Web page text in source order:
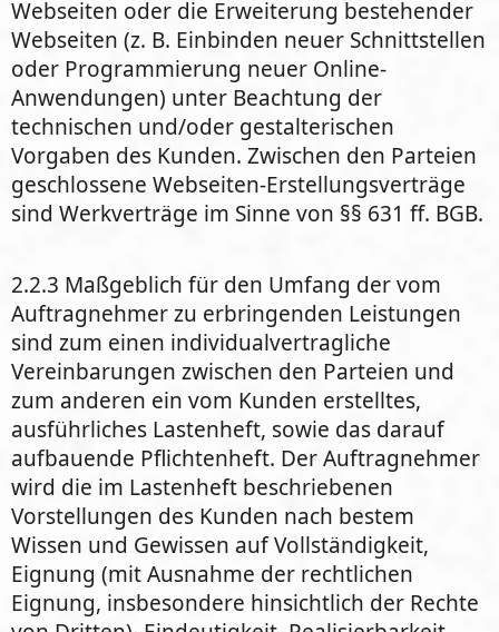
Webseiten oder die Erweiterung bestehender
Webseiten (z. B. Einbinden neuer Schnittstellen
oder Programmierung neuer Online-
Anwendungen) unter Beachtung der
technischen und/oder gestalterischen
Vorgaben des Kunden. Zwischen den Parteien
geschlossene Webseiten-Erstellungsverträge
sind Werkverträge im Sinne von §§ 631 ff. BGB.
2.2.3 Maßgeblich für den Umfang der vom
Auftragnehmer zu erbringenden Leistungen
sind zum einen individualvertragliche
Vereinbarungen zwischen den Parteien und
zum anderen ein vom Kunden erstelltes,
ausführliches Lastenheft, sowie das darauf
aufbauende Pflichtenheft. Der Auftragnehmer
wird die im Lastenheft beschriebenen
Vorstellungen des Kunden nach bestem
Wissen und Gewissen auf Vollständigkeit,
Eignung (mit Ausnahme der rechtlichen
Eignung, insbesondere hinsichtlich der Rechte